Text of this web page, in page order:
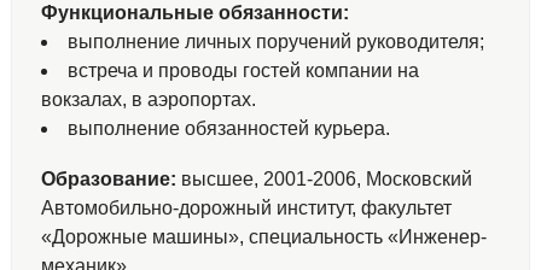
Функциональные обязанности:
выполнение личных поручений руководителя;
встреча и проводы гостей компании на
вокзалах, в аэропортах.
выполнение обязанностей курьера.
Образование: высшее, 2001-2006, Московский
Автомобильно-дорожный институт, факультет
«Дорожные машины», специальность «Инженер-
механик».